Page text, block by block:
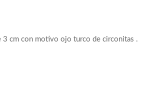
3 cm con motivo ojo turco de circonitas .